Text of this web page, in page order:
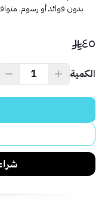
بانتظام لتفادي تراكم
بدون فوائد أو رسوم.
٤٥
الكمية